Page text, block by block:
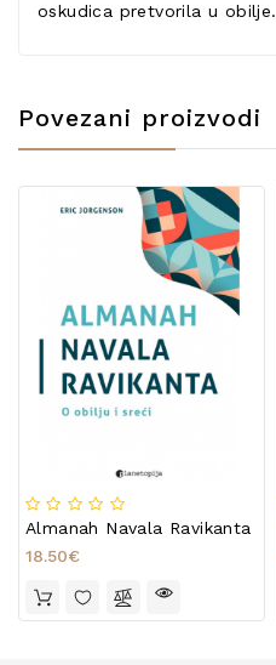
oskudica pretvorila u obilje.
Povezani proizvodi
Almanah Navala Ravikanta
18.50€